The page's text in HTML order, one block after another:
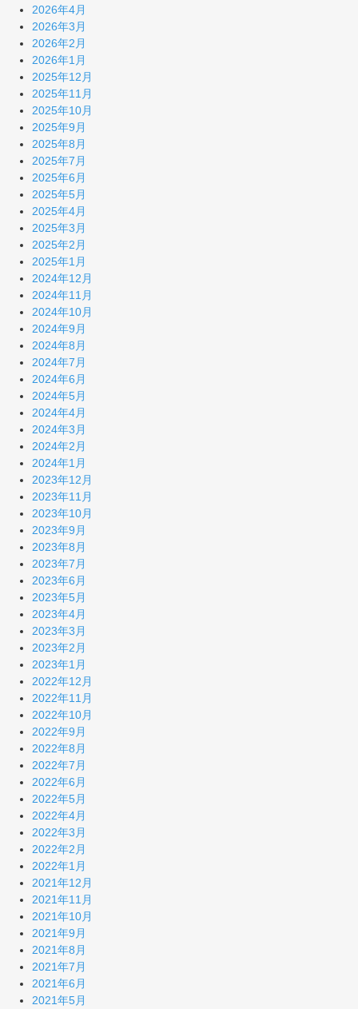
2026年4月
2026年3月
2026年2月
2026年1月
2025年12月
2025年11月
2025年10月
2025年9月
2025年8月
2025年7月
2025年6月
2025年5月
2025年4月
2025年3月
2025年2月
2025年1月
2024年12月
2024年11月
2024年10月
2024年9月
2024年8月
2024年7月
2024年6月
2024年5月
2024年4月
2024年3月
2024年2月
2024年1月
2023年12月
2023年11月
2023年10月
2023年9月
2023年8月
2023年7月
2023年6月
2023年5月
2023年4月
2023年3月
2023年2月
2023年1月
2022年12月
2022年11月
2022年10月
2022年9月
2022年8月
2022年7月
2022年6月
2022年5月
2022年4月
2022年3月
2022年2月
2022年1月
2021年12月
2021年11月
2021年10月
2021年9月
2021年8月
2021年7月
2021年6月
2021年5月